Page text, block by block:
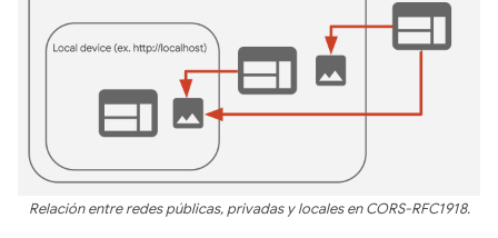
Relación entre redes públicas, privadas y locales en CORS-RFC1918.